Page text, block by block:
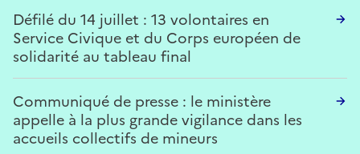
Défilé du 14 juillet : 13 volontaires en
Service Civique et du Corps européen de
solidarité au tableau final
Communiqué de presse : le ministère
appelle à la plus grande vigilance dans les
accueils collectifs de mineurs